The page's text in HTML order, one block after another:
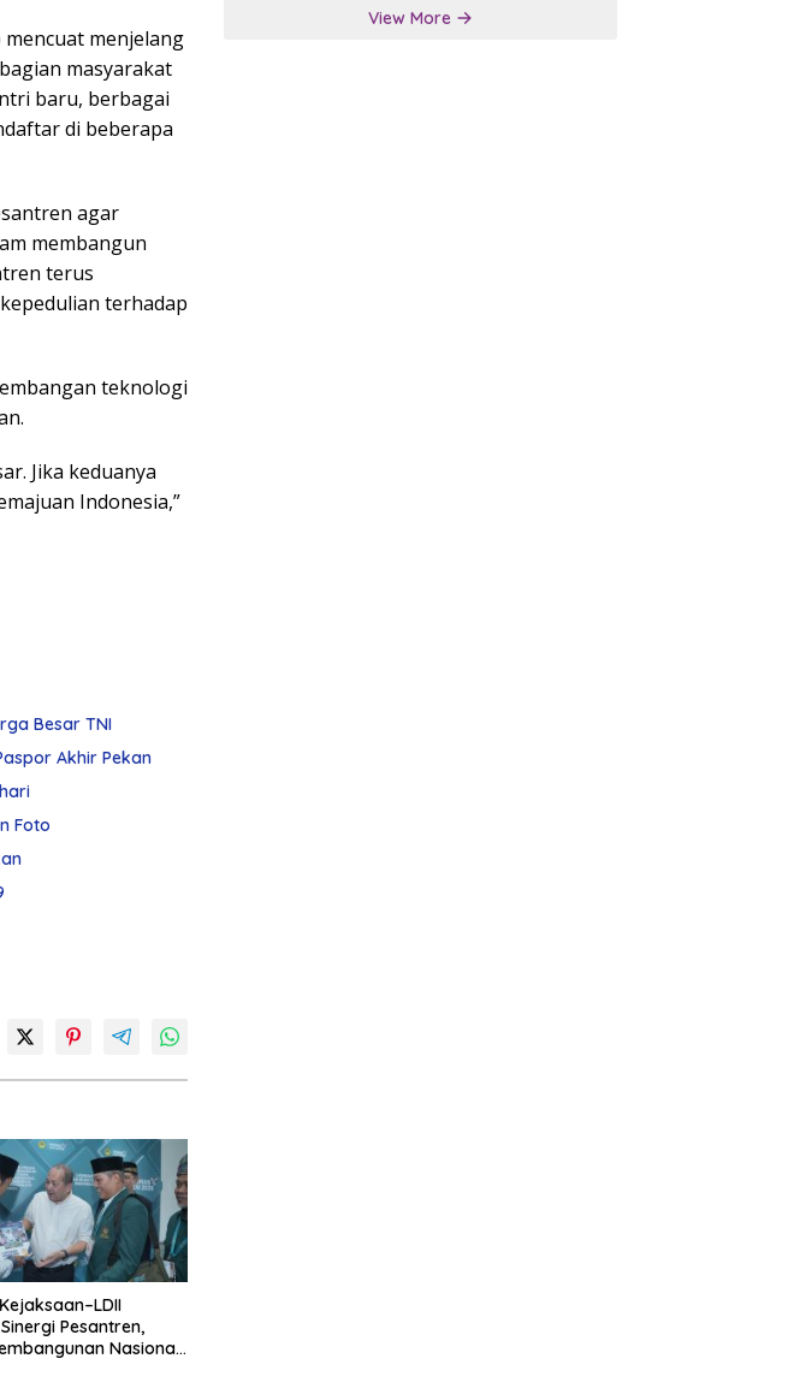
menjelang
masyarakat
baru, berbagai
di beberapa
agar
membangun
terus
terhadap
teknologi
Jika keduanya
Indonesia,”
Besar TNI
Akhir Pekan
Foto
Pesantren,
Nasional
View More